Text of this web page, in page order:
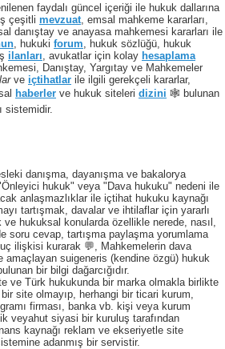
faydalı güncel içeriği ile hukuk dallarına
çeşitli mevzuat , emsal mahkeme kararları,
danıştay ve anayasa mahkemesi kararları ile
, hukuki forum , hukuk sözlüğü, hukuk
ilanları , avukatlar için kolay hesaplama
Danıştay, Yargıtay ve Mahkemeler
ve içtihatlar ile ilgili gerekçeli kararlar,
haberler ve hukuk siteleri dizini 🕸 bulunan
sistemidir.
danışma, dayanışma ve bakalorya
hukuk" veya "Dava hukuku" nedeni ile
anlaşmazlıklar ile içtihat hukuku kaynağı
tartışmak, davalar ve ihtilaflar için yararlı
hukuksal konularda özellikle nerede, nasıl,
soru cevap, tartışma paylaşma yorumlama
ilişkisi kurarak 💬, Mahkemelerin dava
amaçlayan suigeneris (kendine özgü) hukuk
bir bilgi dağarcığıdır.
ve Türk hukukunda bir marka olmakla birlikte
site olmayıp, herhangi bir ticari kurum,
firması, banka vb. kişi veya kurum
veyahut siyasi bir kuruluş tarafından
kaynağı reklam ve ekseriyetle site
adanmış bir servistir.